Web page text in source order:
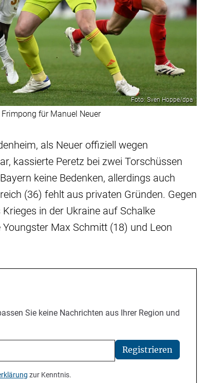
Foto: Sven Hoppe/dpa
für Manuel Neuer
als Neuer offiziell wegen
kassierte Peretz bei zwei Torschüssen
keine Bedenken, allerdings auch
(36) fehlt aus privaten Gründen. Gegen
in der Ukraine auf Schalke
Max Schmitt (18) und Leon
Sie keine Nachrichten aus Ihrer Region und
Registrieren
zur Kenntnis.